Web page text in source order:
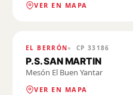
VER EN MAPA
EL BERRÓN CP 33186
P.S. SAN MARTIN
Mesón El Buen Yantar
VER EN MAPA